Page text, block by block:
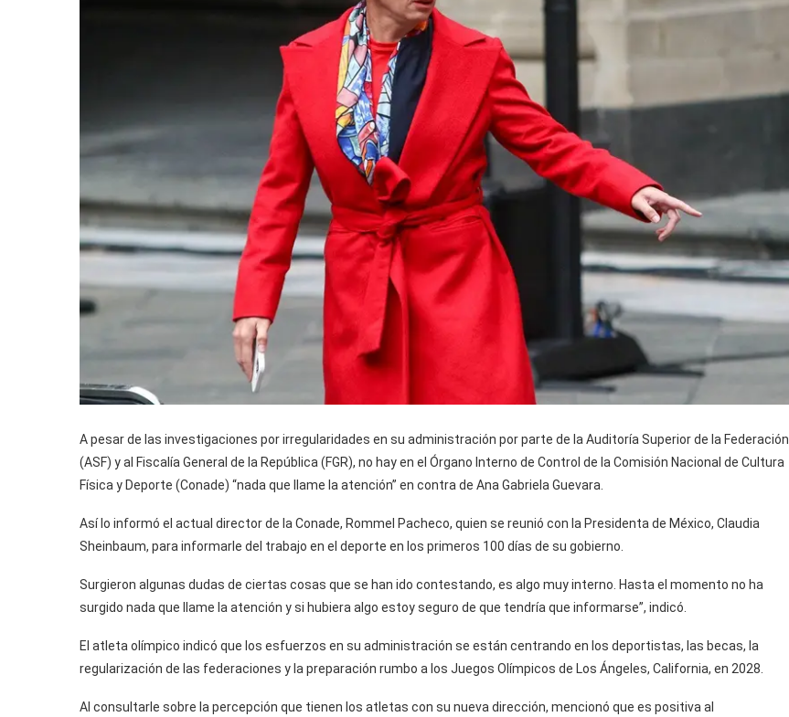
A pesar de las investigaciones por irregularidades en su administración por parte de la Auditoría Superior de la Federación
(ASF) y al Fiscalía General de la República (FGR), no hay en el Órgano Interno de Control de la Comisión Nacional de Cultura
Física y Deporte (Conade) “nada que llame la atención” en contra de Ana Gabriela Guevara.
Así lo informó el actual director de la Conade, Rommel Pacheco, quien se reunió con la Presidenta de México, Claudia
Sheinbaum, para informarle del trabajo en el deporte en los primeros 100 días de su gobierno.
Surgieron algunas dudas de ciertas cosas que se han ido contestando, es algo muy interno. Hasta el momento no ha
surgido nada que llame la atención y si hubiera algo estoy seguro de que tendría que informarse”, indicó.
El atleta olímpico indicó que los esfuerzos en su administración se están centrando en los deportistas, las becas, la
regularización de las federaciones y la preparación rumbo a los Juegos Olímpicos de Los Ángeles, California, en 2028.
Al consultarle sobre la percepción que tienen los atletas con su nueva dirección, mencionó que es positiva al